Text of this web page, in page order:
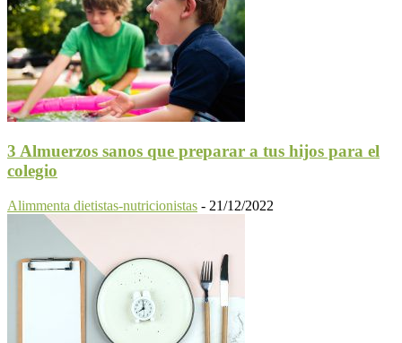
3 Almuerzos sanos que preparar a tus hijos para el
colegio
Alimmenta dietistas-nutricionistas - 21/12/2022